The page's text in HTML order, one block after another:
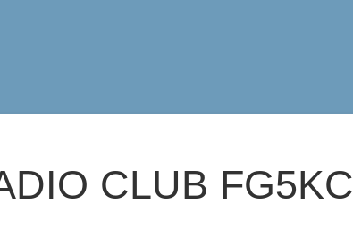
CLUB FG5KC